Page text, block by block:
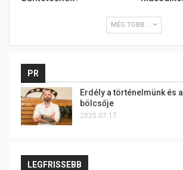
MÉG TÖBB...
PR
Erdély a történelmünk és
bölcsője
2025.07.17.
LEGFRISSEBB